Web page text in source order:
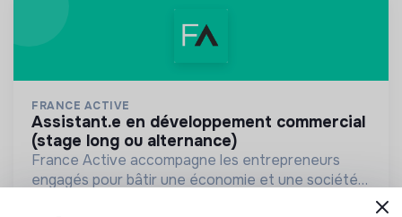
FRANCE ACTIVE
assistant.e en développement commercial
(stage long ou alternance)
France Active accompagne les entrepreneurs
engagés pour bâtir une économie et une société